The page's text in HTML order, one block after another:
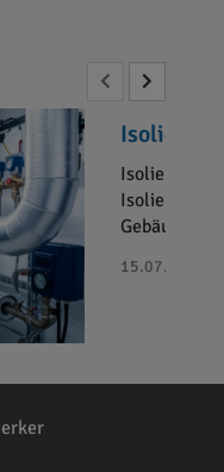
Isolier-
Isolier-
15.07.2025 -